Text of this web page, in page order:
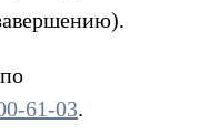
61-03.